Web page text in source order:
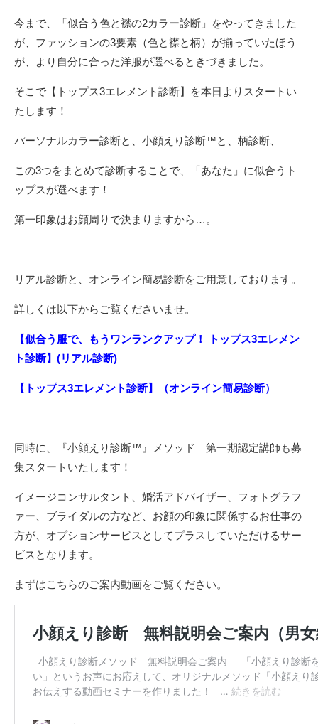
今まで、「似合う色と襟の2カラー診断」をやってきました
が、ファッションの3要素（色と襟と柄）が揃っていたほう
が、より自分に合った洋服が選べるときづきました。
そこで【トップス3エレメント診断】を本日よりスタートい
たします！
パーソナルカラー診断と、小顔えり診断™と、柄診断、
この3つをまとめて診断することで、「あなた」に似合うト
ップスが選べます！
第一印象はお顔周りで決まりますから…。
リアル診断と、オンライン簡易診断をご用意しております。
詳しくは以下からご覧くださいませ。
【似合う服で、もうワンランクアップ！ トップス3エレメン
ト診断】(リアル診断)
【トップス3エレメント診断】（オンライン簡易診断）
同時に、『小顔えり診断™』メソッド 第一期認定講師も募
集スタートいたします！
イメージコンサルタント、婚活アドバイザー、フォトグラフ
ァー、ブライダルの方など、お顔の印象に関係するお仕事の
方が、オプションサービスとしてプラスしていただけるサー
ビスとなります。
まずはこちらのご案内動画をご覧ください。